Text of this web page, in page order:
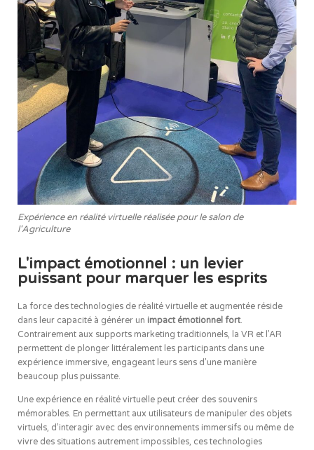
Expérience en réalité virtuelle réalisée pour le salon de
l'Agriculture
L'impact émotionnel : un levier
puissant pour marquer les esprits
La force des technologies de réalité virtuelle et augmentée réside
dans leur capacité à générer un impact émotionnel fort.
Contrairement aux supports marketing traditionnels, la VR et l’AR
permettent de plonger littéralement les participants dans une
expérience immersive, engageant leurs sens d’une manière
beaucoup plus puissante.
Une expérience en réalité virtuelle peut créer des souvenirs
mémorables. En permettant aux utilisateurs de manipuler des objets
virtuels, d’interagir avec des environnements immersifs ou même de
vivre des situations autrement impossibles, ces technologies